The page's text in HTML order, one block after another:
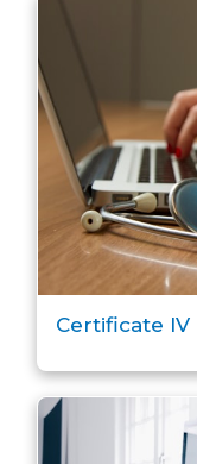
Certificate